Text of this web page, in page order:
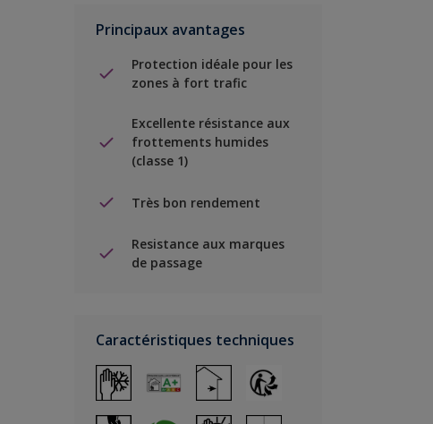
Principaux avantages
Protection idéale pour les
zones à fort trafic
Excellente résistance aux
frottements humides
(classe 1)
Très bon rendement
Resistance aux marques
de passage
Caractéristiques techniques